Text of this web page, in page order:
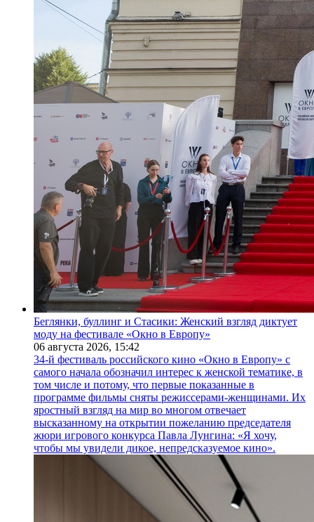
Беглянки, буллинг и Стасики: Женский взгляд диктует
моду на фестивале «Окно в Европу»
06 августа 2026, 15:42
34-й фестиваль российского кино «Окно в Европу» с
самого начала обозначил интерес к женской тематике, в
том числе и потому, что первые показанные в
программе фильмы сняты режиссерами-женщинами. Их
яростный взгляд на мир во многом отвечает
высказанному на открытии пожеланию председателя
жюри игрового конкурса Павла Лунгина: «Я хочу,
чтобы мы увидели дикое, непредсказуемое кино».